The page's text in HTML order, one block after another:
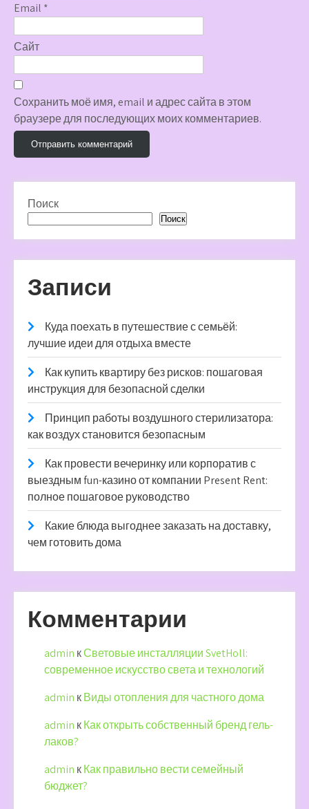
Email *
Сайт
Сохранить моё имя, email и адрес сайта в этом
браузере для последующих моих комментариев.
Поиск
Поиск
Записи
Куда поехать в путешествие с семьёй:
лучшие идеи для отдыха вместе
Как купить квартиру без рисков: пошаговая
инструкция для безопасной сделки
Принцип работы воздушного стерилизатора:
как воздух становится безопасным
Как провести вечеринку или корпоратив с
выездным fun-казино от компании Present Rent:
полное пошаговое руководство
Какие блюда выгоднее заказать на доставку,
чем готовить дома
Комментарии
admin кСветовые инсталляции SvetHoll:
современное искусство света и технологий
admin кВиды отопления для частного дома
admin кКак открыть собственный бренд гель-
лаков?
admin кКак правильно вести семейный
бюджет?